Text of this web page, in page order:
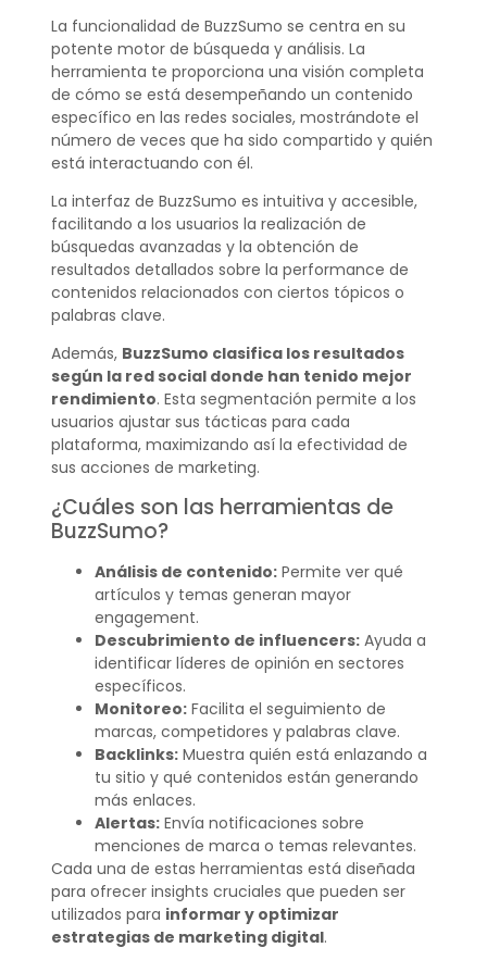
La funcionalidad de BuzzSumo se centra en su
potente motor de búsqueda y análisis. La
herramienta te proporciona una visión completa
de cómo se está desempeñando un contenido
específico en las redes sociales, mostrándote el
número de veces que ha sido compartido y quién
está interactuando con él.
La interfaz de BuzzSumo es intuitiva y accesible,
facilitando a los usuarios la realización de
búsquedas avanzadas y la obtención de
resultados detallados sobre la performance de
contenidos relacionados con ciertos tópicos o
palabras clave.
Además, BuzzSumo clasifica los resultados
según la red social donde han tenido mejor
rendimiento. Esta segmentación permite a los
usuarios ajustar sus tácticas para cada
plataforma, maximizando así la efectividad de
sus acciones de marketing.
¿Cuáles son las herramientas de
BuzzSumo?
Análisis de contenido:Permite ver qué
artículos y temas generan mayor
engagement.
Descubrimiento de influencers:Ayuda a
identificar líderes de opinión en sectores
específicos.
Monitoreo:Facilita el seguimiento de
marcas, competidores y palabras clave.
Backlinks:Muestra quién está enlazando a
tu sitio y qué contenidos están generando
más enlaces.
Alertas:Envía notificaciones sobre
menciones de marca o temas relevantes.
Cada una de estas herramientas está diseñada
para ofrecer insights cruciales que pueden ser
utilizados para informar y optimizar
estrategias de marketing digital.